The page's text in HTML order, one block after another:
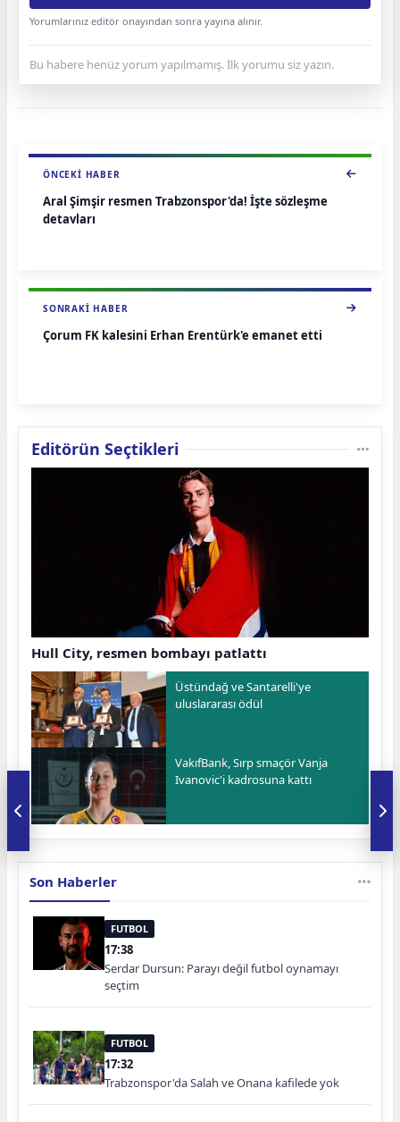
Yorumlarınız editör onayından sonra yayına alınır.
Bu habere henüz yorum yapılmamış. İlk yorumu siz yazın.
ÖNCEKI HABER
Aral Şimşir resmen Trabzonspor'da! İşte sözleşme
detayları
SONRAKI HABER
Çorum FK kalesini Erhan Erentürk'e emanet etti
Editörün Seçtikleri
Hull City, resmen bombayı patlattı
Üstündağ ve Santarelli'ye
uluslararası ödül
VakıfBank, Sırp smaçör Vanja
Ivanovic'i kadrosuna kattı
Son Haberler
FUTBOL
17:38
Serdar Dursun: Parayı değil futbol oynamayı
seçtim
FUTBOL
17:32
Trabzonspor'da Salah ve Onana kafilede yok